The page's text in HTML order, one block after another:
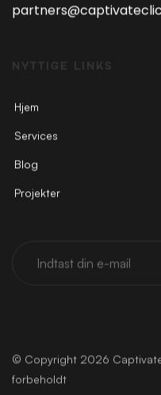
NYTTIGE LINKS
Hjem
Services
Blog
Projekter
© Copyright 2026
forbeholdt